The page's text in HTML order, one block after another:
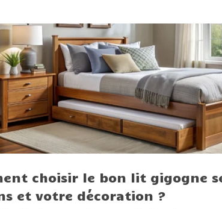
choisir le bon lit gigogne
et votre décoration ?